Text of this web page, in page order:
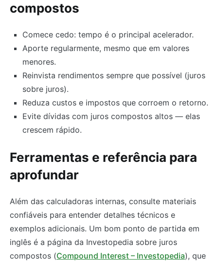
compostos
Comece cedo: tempo é o principal acelerador.
Aporte regularmente, mesmo que em valores
menores.
Reinvista rendimentos sempre que possível (juros
sobre juros).
Reduza custos e impostos que corroem o retorno.
Evite dívidas com juros compostos altos — elas
crescem rápido.
Ferramentas e referência para
aprofundar
Além das calculadoras internas, consulte materiais
confiáveis para entender detalhes técnicos e
exemplos adicionais. Um bom ponto de partida em
inglês é a página da Investopedia sobre juros
compostos (Compound Interest – Investopedia), que